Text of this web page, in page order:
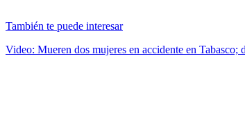
También te puede interesar
Video: Mueren dos mujeres en accidente en Tabasco;